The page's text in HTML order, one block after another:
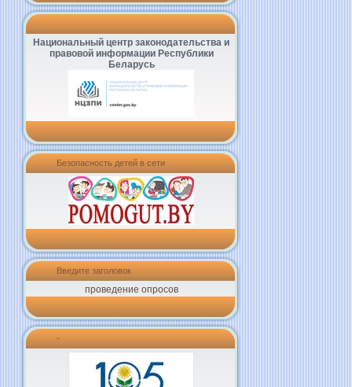
Национальный центр законодательства и
правовой информации Республики
Беларусь
Безопасность детей в сети
Введите заголовок
проведение опросов
-